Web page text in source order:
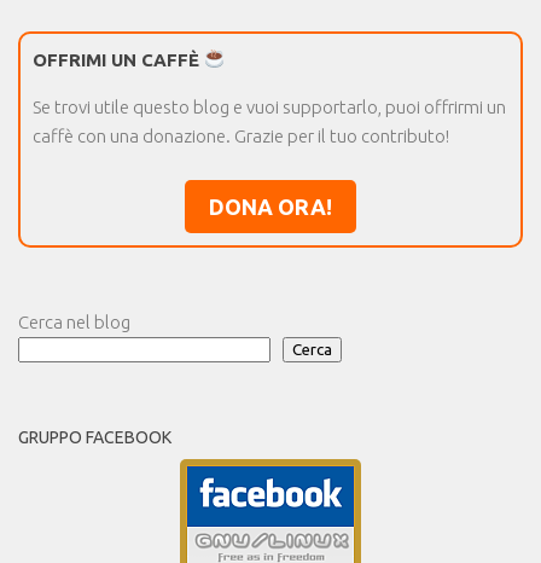
OFFRIMI UN CAFFÈ
Se trovi utile questo blog e vuoi supportarlo, puoi offrirmi un
caffè con una donazione. Grazie per il tuo contributo!
DONA ORA!
Cerca nel blog
Cerca
GRUPPO FACEBOOK